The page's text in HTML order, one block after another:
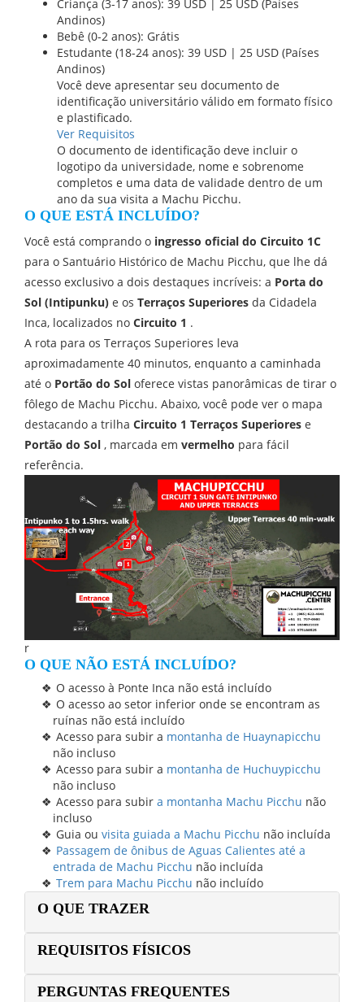
Criança (3-17 anos): 39 USD | 25 USD (Países
Andinos)
Bebê (0-2 anos): Grátis
Estudante (18-24 anos): 39 USD | 25 USD (Países
Andinos)
Você deve apresentar seu documento de
identificação universitário válido em formato físico
e plastificado.
Ver Requisitos
O documento de identificação deve incluir o
logotipo da universidade, nome e sobrenome
completos e uma data de validade dentro de um
ano da sua visita a Machu Picchu.
O QUE ESTÁ INCLUÍDO?
Você está comprando o ingresso oficial do Circuito 1C
para o Santuário Histórico de Machu Picchu, que lhe dá
acesso exclusivo a dois destaques incríveis: a Porta do
Sol (Intipunku) e os Terraços Superiores da Cidadela
Inca, localizados no Circuito 1 .
A rota para os Terraços Superiores leva
aproximadamente 40 minutos, enquanto a caminhada
até o Portão do Sol oferece vistas panorâmicas de tirar o
fôlego de Machu Picchu. Abaixo, você pode ver o mapa
destacando a trilha Circuito 1 Terraços Superiores e
Portão do Sol , marcada em vermelho para fácil
referência.
r
O QUE NÃO ESTÁ INCLUÍDO?
O acesso à Ponte Inca não está incluído
O acesso ao setor inferior onde se encontram as
ruínas não está incluído
Acesso para subir a montanha de Huaynapicchu
não incluso
Acesso para subir a montanha de Huchuypicchu
não incluso
Acesso para subira montanha Machu Picchu não
incluso
Guia ouvisita guiada a Machu Picchu não incluída
Passagem de ônibus de Aguas Calientes até a
entrada de Machu Picchu não incluída
Trem para Machu Picchu não incluído
O QUE TRAZER
REQUISITOS FÍSICOS
PERGUNTAS FREQUENTES